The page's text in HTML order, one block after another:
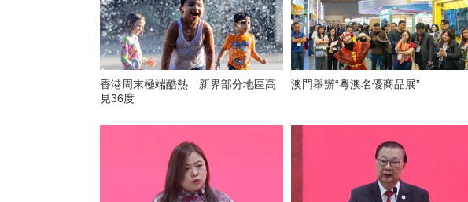
香港周末極端酷熱 新界部分地區高
見36度
澳門舉辦“粵澳名優商品展”